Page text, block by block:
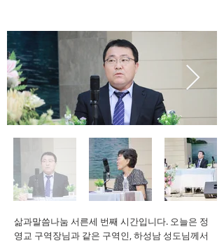
삶과말씀나눔 서른세 번째 시간입니다. 오늘은 정
영교 구역장님과 같은 구역인, 하성남 성도님께서